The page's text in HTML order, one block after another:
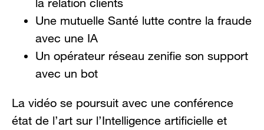
la relation clients
Une mutuelle Santé lutte contre la fraude
avec une IA
Un opérateur réseau zenifie son support
avec un bot
La vidéo se poursuit avec une conférence
état de l’art sur l’Intelligence artificielle et